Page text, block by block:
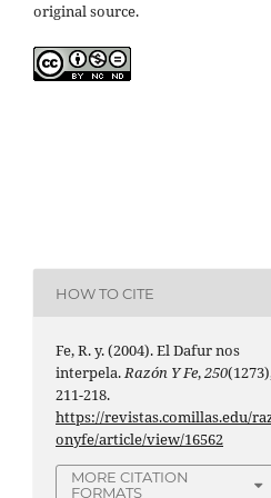
original source.
HOW TO CITE
Fe, R. y. (2004). El Dafur nos
interpela.Razón Y Fe,250
211-218.
https://revistas.comillas.edu/
onyfe/article/view/16562
MORE CITATION
FORMATS